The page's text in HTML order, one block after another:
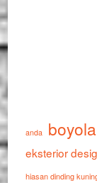
anda
eksterior
hiasan dinding